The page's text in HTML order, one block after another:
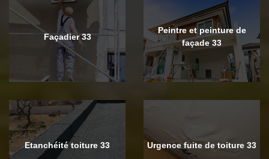
Façadier 33
Peintre et peinture de
façade 33
Etanchéité toiture 33 Urgence fuite de toiture 33